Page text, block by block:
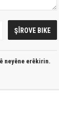
neyêne erêkirin.